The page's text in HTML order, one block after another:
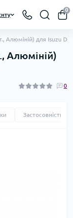
0
Алюміній) для Isuzu D-
Алюміній)
0
Застосовність